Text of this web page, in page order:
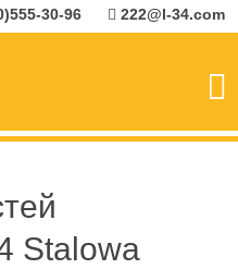
30-96 222@l-34.com
Stalowa